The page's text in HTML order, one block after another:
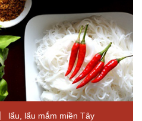
lẩu
lẩu mắm miền Tây